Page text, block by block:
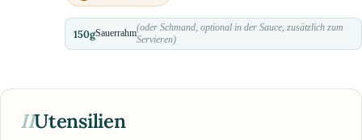
150gSauerrahm
(oder Schmand, optional in der Sauce, zusätzlich zum
Servieren)
IIUtensilien